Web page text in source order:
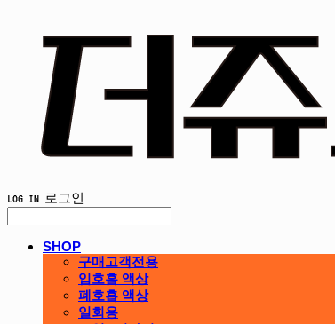
LOG IN 로그인
SHOP
구매고객전용
입호흡 액상
폐호흡 액상
일회용